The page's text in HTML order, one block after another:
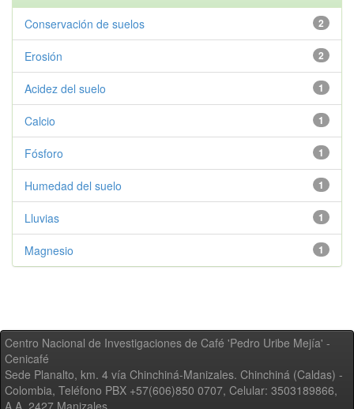
2
Conservación de suelos
2
Erosión
1
Acidez del suelo
1
Calcio
1
Fósforo
1
Humedad del suelo
1
Lluvias
1
Magnesio
Centro Nacional de Investigaciones de Café 'Pedro Uribe Mejía' -
Cenicafé
Sede Planalto, km. 4 vía Chinchiná-Manizales. Chinchiná (Caldas) -
Colombia, Teléfono PBX +57(606)850 0707, Celular: 3503189866,
A.A. 2427 Manizales